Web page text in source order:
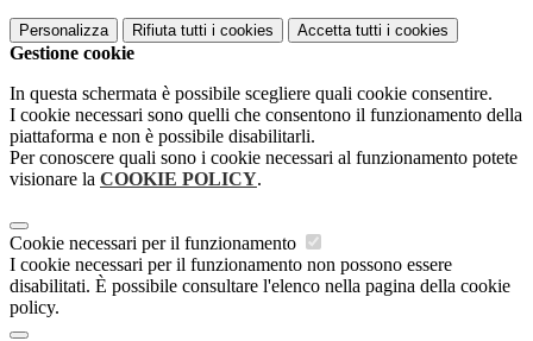
Personalizza Rifiuta tutti i cookies Accetta tutti i cookies
Gestione cookie
In questa schermata è possibile scegliere quali cookie consentire.
I cookie necessari sono quelli che consentono il funzionamento della
piattaforma e non è possibile disabilitarli.
Per conoscere quali sono i cookie necessari al funzionamento potete
visionare la COOKIE POLICY.
Cookie necessari per il funzionamento
I cookie necessari per il funzionamento non possono essere
disabilitati. È possibile consultare l'elenco nella pagina della cookie
policy.